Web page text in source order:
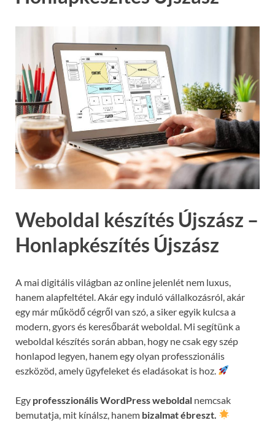
Weboldal készítés Újszász –
Honlapkészítés Újszász
A mai digitális világban az online jelenlét nem luxus,
hanem alapfeltétel. Akár egy induló vállalkozásról, akár
egy már működő cégről van szó, a siker egyik kulcsa a
modern, gyors és keresőbarát weboldal. Mi segítünk a
weboldal készítés során abban, hogy ne csak egy szép
honlapod legyen, hanem egy olyan professzionális
eszközöd, amely ügyfeleket és eladásokat is hoz.
Egy professzionális WordPress weboldal nemcsak
bemutatja, mit kínálsz, hanem bizalmat ébreszt.